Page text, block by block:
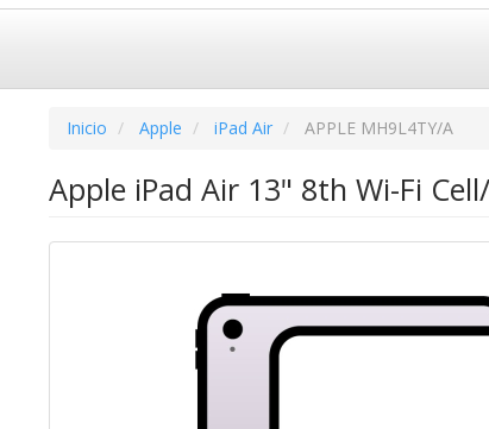
Inicio Apple iPad Air APPLE MH9L4TY/A
Apple iPad Air 13" 8th Wi-Fi